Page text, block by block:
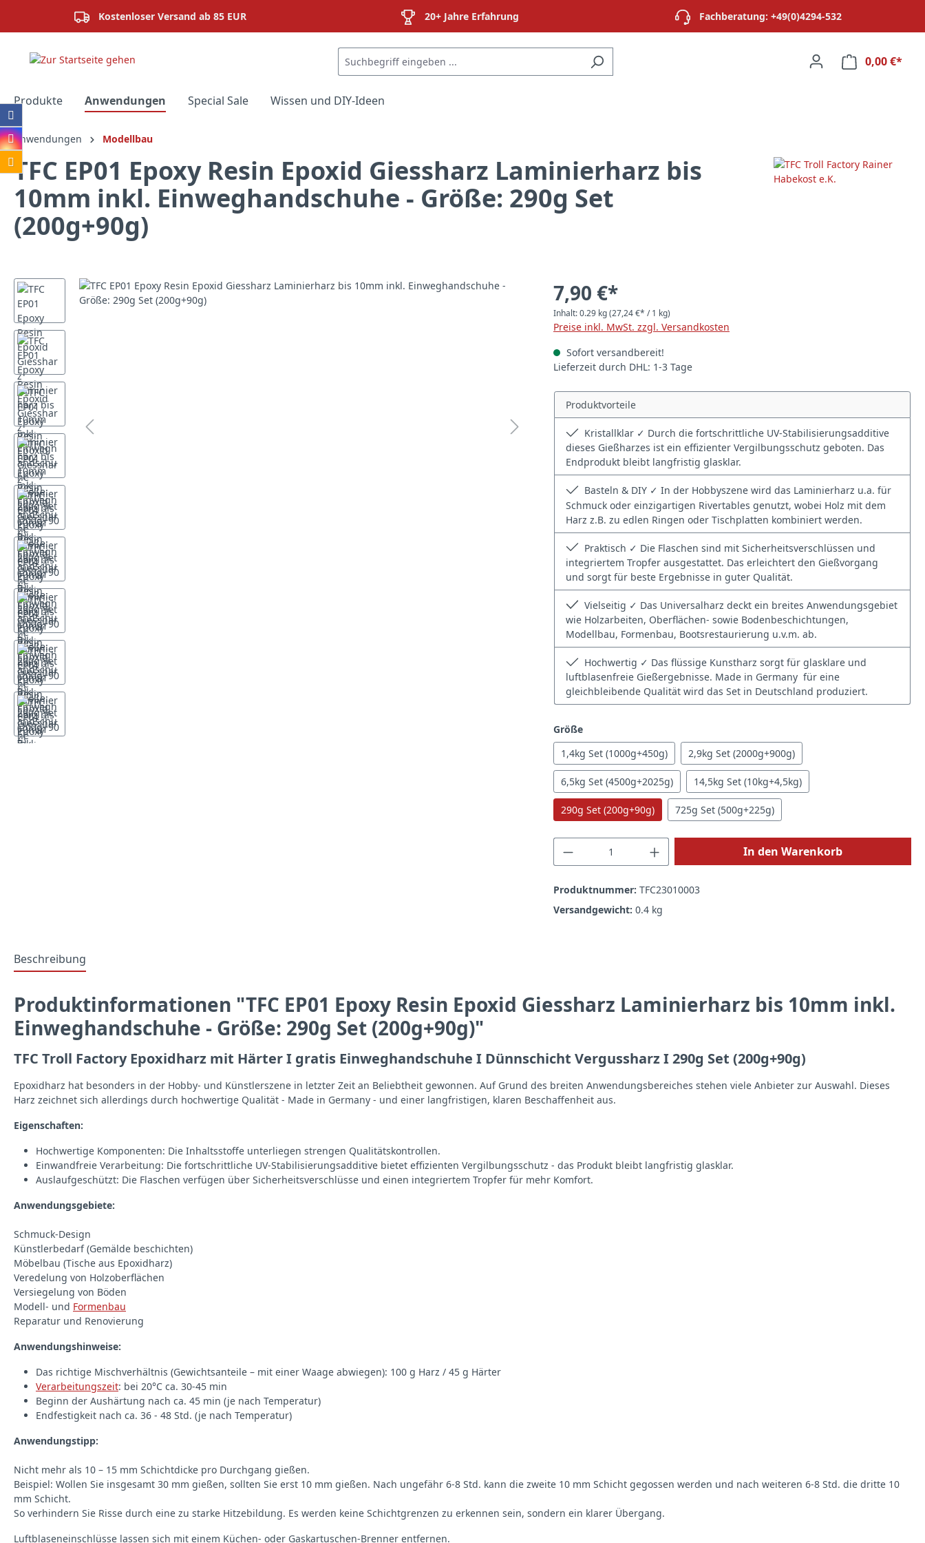
Zur Hauptnavigation springen
Kostenloser Versand ab 85 EUR 20+ Jahre Erfahrung Fachberatung: +49(0)4294-532
0,00 €*
Produkte Anwendungen Special Sale Wissen und DIY-Ideen
Anwendungen Modellbau
TFC EP01 Epoxy Resin Epoxid Giessharz Laminierharz bis
10mm inkl. Einweghandschuhe - Größe: 290g Set
(200g+90g)
Bildergalerie überspringen 7,90 €*
Inhalt:0.29 kg(27,24 €* / 1 kg)
Preise inkl. MwSt. zzgl. Versandkosten
Sofort versandbereit!
Lieferzeit durch DHL: 1-3 Tage
Produktvorteile
Kristallklar ✓ Durch die fortschrittliche UV-Stabilisierungsadditive
dieses Gießharzes ist ein effizienter Vergilbungsschutz geboten. Das
Endprodukt bleibt langfristig glasklar.
Basteln & DIY ✓ In der Hobbyszene wird das Laminierharz u.a. für
Schmuck oder einzigartigen Rivertables genutzt, wobei Holz mit dem
Harz z.B. zu edlen Ringen oder Tischplatten kombiniert werden.
Praktisch ✓ Die Flaschen sind mit Sicherheitsverschlüssen und
integriertem Tropfer ausgestattet. Das erleichtert den Gießvorgang
und sorgt für beste Ergebnisse in guter Qualität.
Vielseitig ✓ Das Universalharz deckt ein breites Anwendungsgebiet
wie Holzarbeiten, Oberflächen- sowie Bodenbeschichtungen,
Modellbau, Formenbau, Bootsrestaurierung u.v.m. ab.
Hochwertig ✓ Das flüssige Kunstharz sorgt für glasklare und
luftblasenfreie Gießergebnisse. Made in Germany  für eine
gleichbleibende Qualität wird das Set in Deutschland produziert.
Größeauswählen
1,4kg Set (1000g+450g)
2,9kg Set (2000g+900g)
6,5kg Set (4500g+2025g) 14,5kg Set (10kg+4,5kg)
290g Set (200g+90g) 725g Set (500g+225g)
Produkt Anzahl: Gib den gewünschten Wert
In den Warenkorb
Produktnummer: TFC23010003
Versandgewicht: 0.4 kg
Beschreibung
Produktinformationen "TFC EP01 Epoxy Resin Epoxid Giessharz Laminierharz bis 10mm inkl.
Einweghandschuhe - Größe: 290g Set (200g+90g)"
TFC Troll Factory Epoxidharz mit Härter I gratis Einweghandschuhe I Dünnschicht Vergussharz I 290g Set (200g+90g)
Epoxidharz hat besonders in der Hobby- und Künstlerszene in letzter Zeit an Beliebtheit gewonnen. Auf Grund des breiten Anwendungsbereiches stehen viele Anbieter zur Auswahl. Dieses
Harz zeichnet sich allerdings durch hochwertige Qualität - Made in Germany - und einer langfristigen, klaren Beschaffenheit aus.
Eigenschaften:
Hochwertige Komponenten: Die Inhaltsstoffe unterliegen strengen Qualitätskontrollen.
Einwandfreie Verarbeitung: Die fortschrittliche UV-Stabilisierungsadditive bietet effizienten Vergilbungsschutz - das Produkt bleibt langfristig glasklar.
Auslaufgeschützt: Die Flaschen verfügen über Sicherheitsverschlüsse und einen integriertem Tropfer für mehr Komfort.
Anwendungsgebiete:
Schmuck-Design
Künstlerbedarf (Gemälde beschichten)
Möbelbau (Tische aus Epoxidharz)
Veredelung von Holzoberflächen
Versiegelung von Böden
Modell- und Formenbau
Reparatur und Renovierung
Anwendungshinweise:
Das richtige Mischverhältnis (Gewichtsanteile – mit einer Waage abwiegen): 100 g Harz / 45 g Härter
Verarbeitungszeit: bei 20°C ca. 30-45 min
Beginn der Aushärtung nach ca. 45 min (je nach Temperatur)
Endfestigkeit nach ca. 36 - 48 Std. (je nach Temperatur)
Anwendungstipp:
Nicht mehr als 10 – 15 mm Schichtdicke pro Durchgang gießen.
Beispiel: Wollen Sie insgesamt 30 mm gießen, sollten Sie erst 10 mm gießen. Nach ungefähr 6-8 Std. kann die zweite 10 mm Schicht gegossen werden und nach weiteren 6-8 Std. die dritte 10
mm Schicht.
So verhindern Sie Risse durch eine zu starke Hitzebildung. Es werden keine Schichtgrenzen zu erkennen sein, sondern ein klarer Übergang.
Luftblaseneinschlüsse lassen sich mit einem Küchen- oder Gaskartuschen-Brenner entfernen.